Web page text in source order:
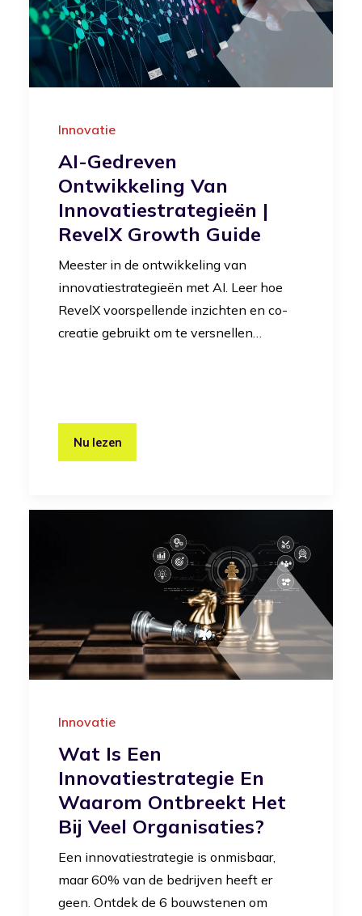
Innovatie
AI-Gedreven
Ontwikkeling Van
Innovatiestrategieën |
RevelX Growth Guide
Meester in de ontwikkeling van
innovatiestrategieën met AI. Leer hoe
RevelX voorspellende inzichten en co-
creatie gebruikt om te versnellen…
Nu lezen
Innovatie
Wat Is Een
Innovatiestrategie En
Waarom Ontbreekt Het
Bij Veel Organisaties?
Een innovatiestrategie is onmisbaar,
maar 60% van de bedrijven heeft er
geen. Ontdek de 6 bouwstenen om